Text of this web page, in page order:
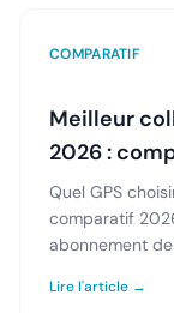
COMPARATIF
Meilleur
2026 :
Quel GPS
comparatif
abonnement
Lire l'article →